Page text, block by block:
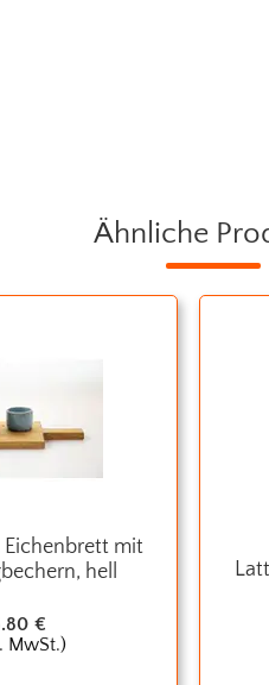
Ähnliche
Eichenbrett mit
hell
€
MwSt.)